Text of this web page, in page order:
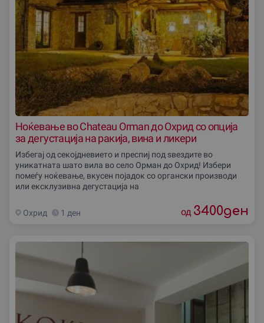
Ноќевање во Chateau Orman до Охрид со опциjа
за дегустација на ракија, вина и ликери
Избегај од секојдневието и преспиј под ѕвездите во
уникатната шато вила во село Орман до Охрид! Избери
помеѓу ноќевање, вкусен појадок со органски производи
или ексклузивна дегустација на
Охрид 1 ден од 3400ден